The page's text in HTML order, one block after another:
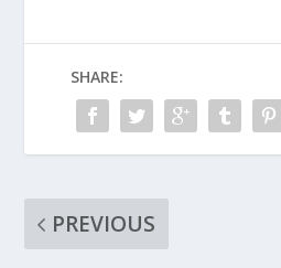
SHARE:
PREVIOUS